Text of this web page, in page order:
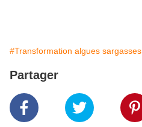
#Transformation algues sargasses
Partager